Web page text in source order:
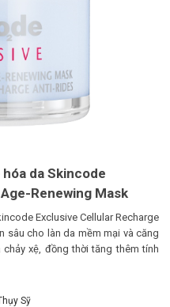
da Skincode
Renewing Mask
Exclusive Cellular Recharge
sâu cho làn da mềm mại và căng
xệ, đồng thời tăng thêm tính
Sỹ